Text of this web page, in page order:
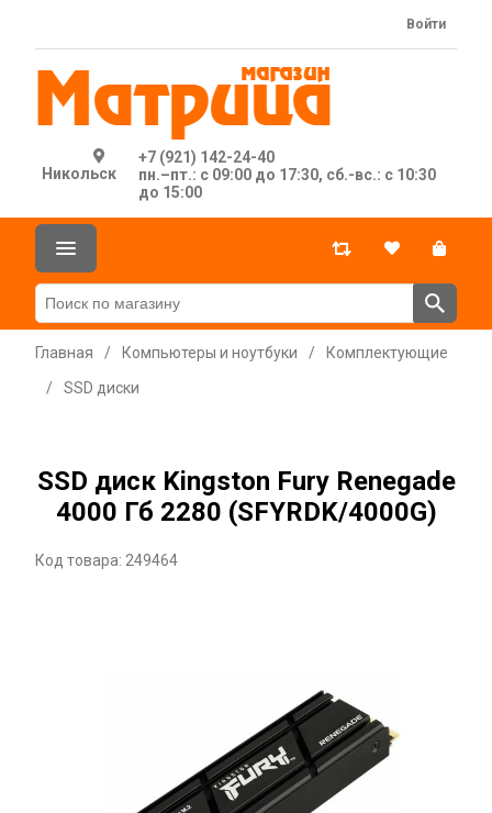
Никольск
+7 (921) 142-24-40
пн.–пт.: с 09:00 до 17:30, сб.-вс.: с 10:30
до 15:00
Войти
Главная / Компьютеры и ноутбуки /
Комплектующие
/
SSD диски
SSD диск Kingston Fury Renegade
4000 Гб 2280 (SFYRDK/4000G)
Код товара: 249464